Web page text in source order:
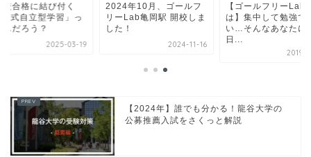
校合格に結び付く
式自立型学習」っ
んだろう？
2025-03-19
2024年10月、ゴールフ
リーLab亀岡駅 開校しま
した！
2024-11-16
【ゴールフリーLab
は】集中して勉強で
い…そんなあなたに
日...
2019-
【2024年】誰でも分かる！龍谷大学の
公募推薦入試をさくっと解説